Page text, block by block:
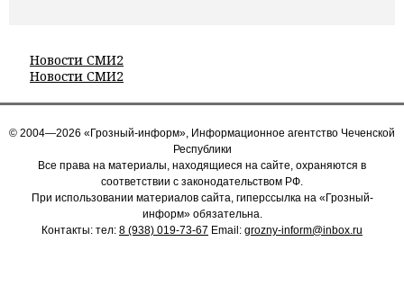
Новости СМИ2
Новости СМИ2
© 2004—2026 «Грозный-информ», Информационное агентство Чеченской
Республики
Все права на материалы, находящиеся на сайте, охраняются в
соответствии с законодательством РФ.
При использовании материалов сайта, гиперссылка на «Грозный-
информ» обязательна.
Контакты: тел: 8 (938) 019-73-67 Email: grozny-inform@inbox.ru